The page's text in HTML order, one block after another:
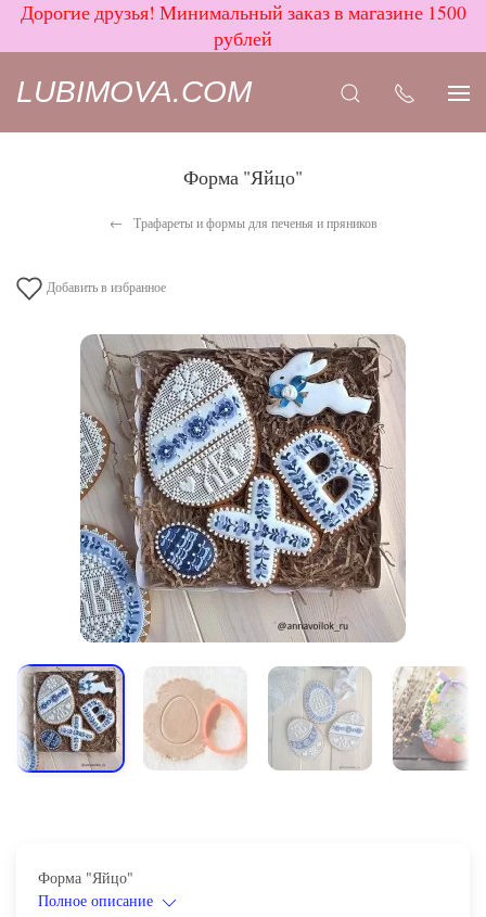
Дорогие друзья! Минимальный заказ в магазине 1500
рублей
LUBIMOVA.COM
Форма "Яйцо"
Трафареты и формы для печенья и пряников
Добавить в избранное
Форма "Яйцо"
Полное описание